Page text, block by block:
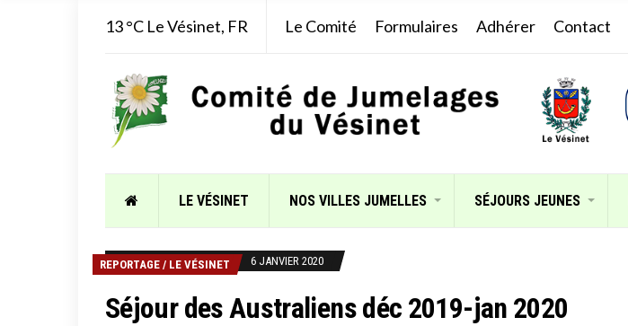
13 °C Le Vésinet, FR Le Comité Formulaires Adhérer Contact
LE VÉSINET NOS VILLES JUMELLES SÉJOURS JEUNES
REPORTAGE / LE VÉSINET 6 JANVIER 2020
Séjour des Australiens déc 2019-jan 2020